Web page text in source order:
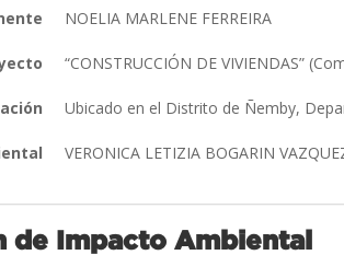
NOELIA MARLENE FERREIRA
“CONSTRUCCIÓN DE VIVIENDAS”
Ubicado en el Distrito de Ñemby,
VERONICA LETIZIA BOGARIN
de Impacto Ambiental